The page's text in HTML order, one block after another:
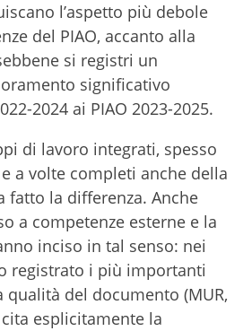
l’aspetto più debole
del PIAO, accanto alla
si registri un
significativo
2024 ai PIAO 2023-2025.
di lavoro integrati, spesso
a volte completi anche della
fatto la differenza. Anche
a competenze esterne e la
inciso in tal senso: nei
registrato i più importanti
del documento (MUR,
cita esplicitamente la